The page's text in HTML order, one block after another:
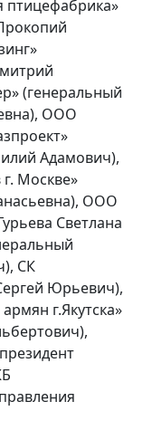
птицефабрика»
(генеральный
ООО
Адамович),
г. Москве»
ООО
Светлана
СК
Юрьевич),
г.Якутска»